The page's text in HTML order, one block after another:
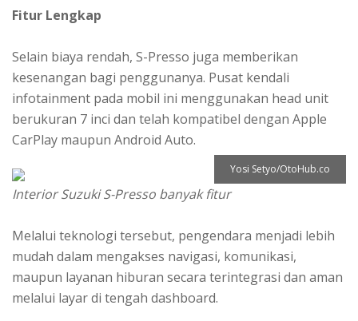
Fitur Lengkap
Selain biaya rendah, S-Presso juga memberikan
kesenangan bagi penggunanya. Pusat kendali
infotainment pada mobil ini menggunakan head unit
berukuran 7 inci dan telah kompatibel dengan Apple
CarPlay maupun Android Auto.
Yosi Setyo/OtoHub.co
Interior Suzuki S-Presso banyak fitur
Melalui teknologi tersebut, pengendara menjadi lebih
mudah dalam mengakses navigasi, komunikasi,
maupun layanan hiburan secara terintegrasi dan aman
melalui layar di tengah dashboard.